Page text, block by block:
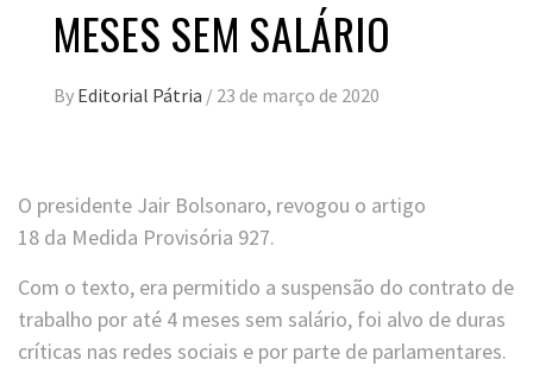
MESES SEM SALÁRIO
By Editorial Pátria / 23 de março de 2020
O presidente Jair Bolsonaro, revogou o artigo
18 da Medida Provisória 927.
Com o texto, era permitido a suspensão do contrato de
trabalho por até 4 meses sem salário, foi alvo de duras
críticas nas redes sociais e por parte de parlamentares.